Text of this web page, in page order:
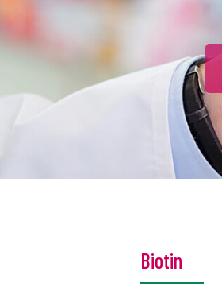
Biotin